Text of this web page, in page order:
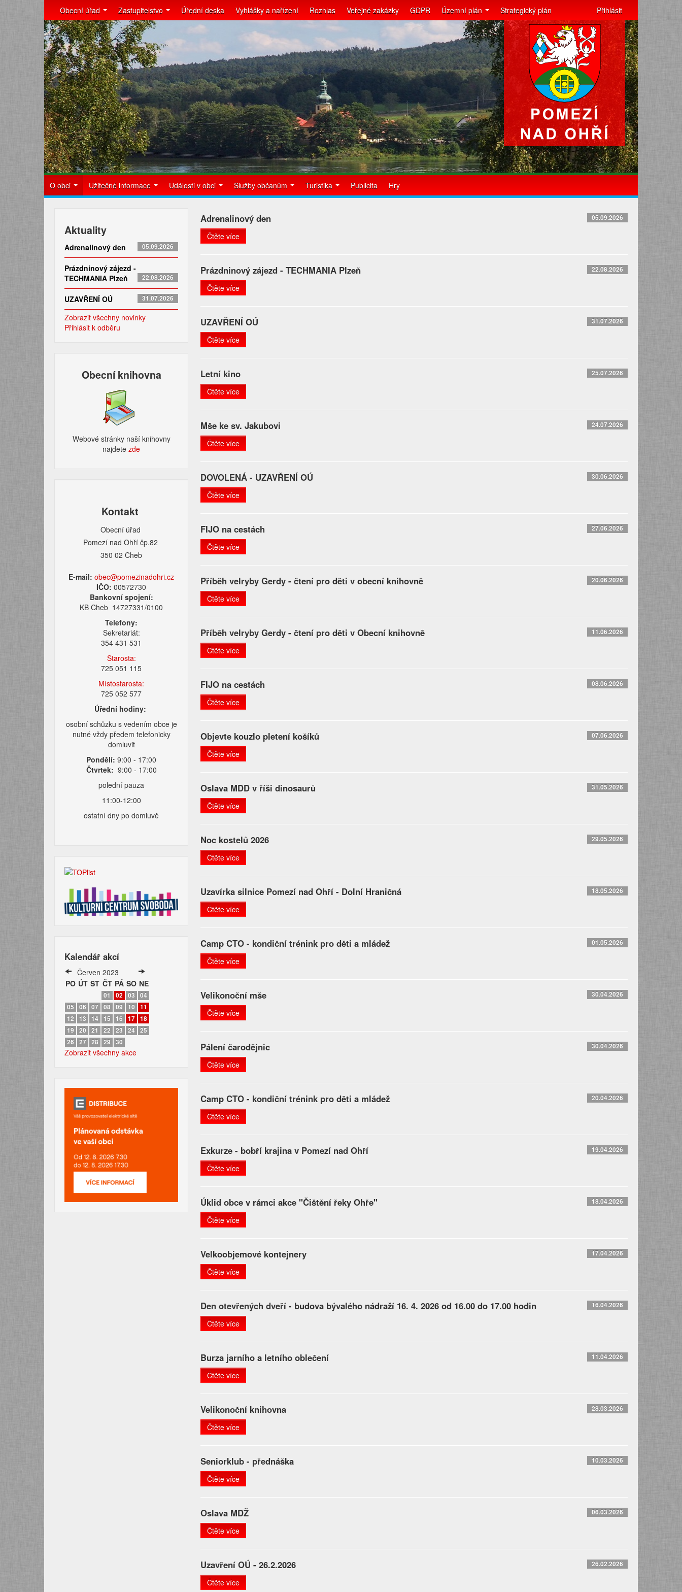
Obecní úřad Zastupitelstvo Úřední deska Vyhlášky a nařízení Rozhlas Veřejné zakázky GDPR Územní plán Strategický plán Přihlásit
O obci Užitečné informace Události v obci Služby občanům Turistika Publicita Hry
Aktuality
Adrenalinový den 05.09.2026
Prázdninový zájezd -
TECHMANIA Plzeň
22.08.2026
UZAVŘENÍ OÚ 31.07.2026
Zobrazit všechny novinky
Přihlásit k odběru
Obecní knihovna
Webové stránky naší knihovny
najdetezde​
Kontakt
Obecní úřad
Pomezí nad Ohří čp.82
350 02 Cheb
E-mail: obec@pomezinadohri.cz
IČO:00572730
Bankovní spojení:
KB Cheb 14727331/0100
Telefony:
Sekretariát:
354 431 531
Starosta:
725 051 115
Místostarosta:
725 052 577
Úřední hodiny:
osobní schůzku s vedením obce je
nutné vždy předem telefonicky
domluvit
Pondělí: 9:00 - 17:00
Čtvrtek: 9:00 - 17:00
polední pauza
11:00-12:00
ostatní dny po domluvě
Kalendář akcí
Červen 2023
PO ÚT ST ČT PÁ SO NE
01 02 03
04
05
06 07 08 09 10
11
12
13 14 15 16 17 18
19
20 21 22 23 24
25
26
27 28 29 30
Zobrazit všechny akce
Adrenalinový den 05.09.2026
Čtěte více
Prázdninový zájezd - TECHMANIA Plzeň 22.08.2026
Čtěte více
UZAVŘENÍ OÚ 31.07.2026
Čtěte více
Letní kino 25.07.2026
Čtěte více
Mše ke sv. Jakubovi 24.07.2026
Čtěte více
DOVOLENÁ - UZAVŘENÍ OÚ 30.06.2026
Čtěte více
FIJO na cestách 27.06.2026
Čtěte více
Příběh velryby Gerdy - čtení pro děti v obecní knihovně 20.06.2026
Čtěte více
Příběh velryby Gerdy - čtení pro děti v Obecní knihovně 11.06.2026
Čtěte více
FIJO na cestách 08.06.2026
Čtěte více
Objevte kouzlo pletení košíků 07.06.2026
Čtěte více
Oslava MDD v říši dinosaurů 31.05.2026
Čtěte více
Noc kostelů 2026 29.05.2026
Čtěte více
Uzavírka silnice Pomezí nad Ohří - Dolní Hraničná 18.05.2026
Čtěte více
Camp CTO - kondiční trénink pro děti a mládež 01.05.2026
Čtěte více
Velikonoční mše 30.04.2026
Čtěte více
Pálení čarodějnic 30.04.2026
Čtěte více
Camp CTO - kondiční trénink pro děti a mládež 20.04.2026
Čtěte více
Exkurze - bobří krajina v Pomezí nad Ohří 19.04.2026
Čtěte více
Úklid obce v rámci akce "Čištění řeky Ohře" 18.04.2026
Čtěte více
Velkoobjemové kontejnery 17.04.2026
Čtěte více
Den otevřených dveří - budova bývalého nádraží 16. 4. 2026 od 16.00 do 17.00 hodin 16.04.2026
Čtěte více
Burza jarního a letního oblečení 11.04.2026
Čtěte více
Velikonoční knihovna 28.03.2026
Čtěte více
Seniorklub - přednáška 10.03.2026
Čtěte více
Oslava MDŽ 06.03.2026
Čtěte více
Uzavření OÚ - 26.2.2026 26.02.2026
Čtěte více